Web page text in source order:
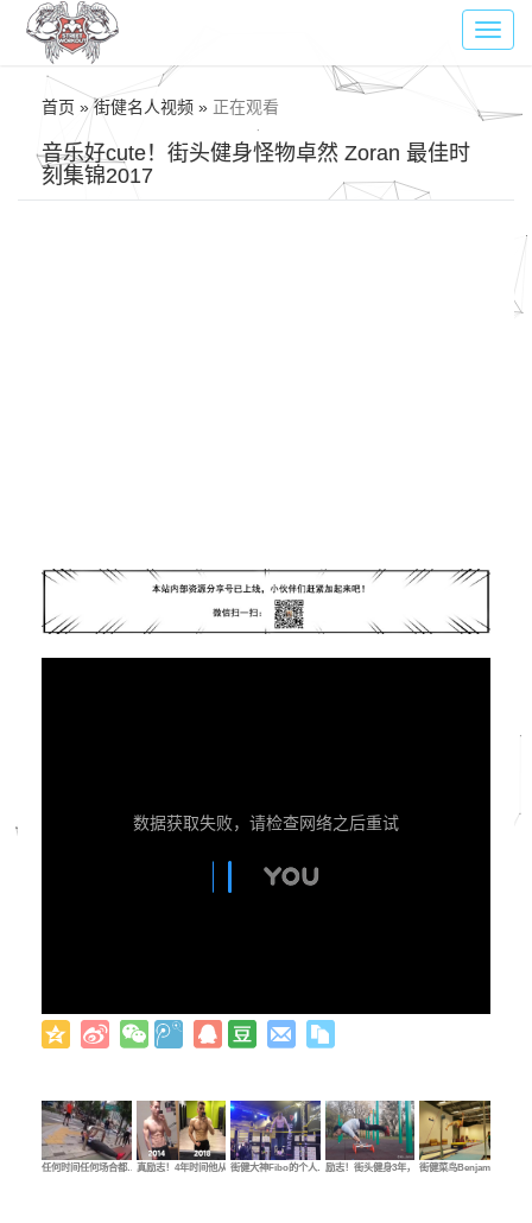
首页 » 街健名人视频 » 正在观看
音乐好cute！街头健身怪物卓然 Zoran 最佳时
刻集锦2017
数据获取失败，请检查网络之后重试
任何时间任何场合都… 真励志！4年时间他从…街健大神Fibo的个人…励志！街头健身3年，…街健菜鸟Benjamin的…